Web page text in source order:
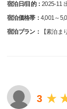
宿泊日/目的：2025-11
宿泊価格帯： 4,001～
宿泊プラン：
【素泊ま
3